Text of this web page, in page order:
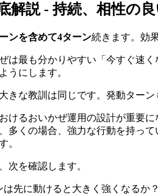
解説 - 持続、相性の
ンを含めて4ターン続きます。効
は最も分かりやすい「今すぐ速
うにします。
きな教訓は同じです。発動ター
けるおいかぜ運用の設計が重要
多くの場合、強力な行動を持っ
。
次を確認します。
は先に動けると大きく強くなるか？